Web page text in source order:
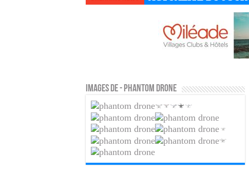
Images de - Phantom drone